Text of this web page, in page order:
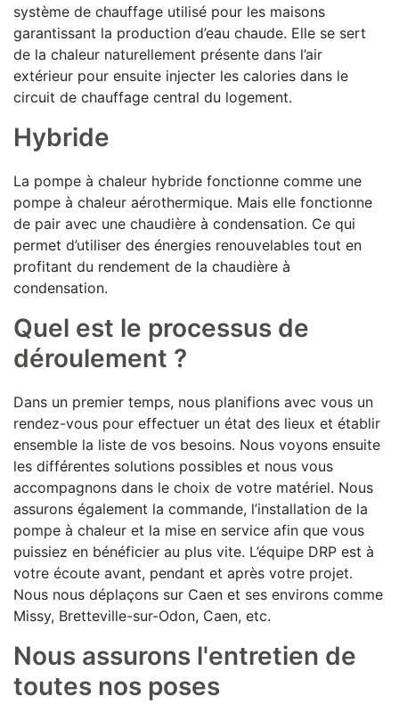
système de chauffage utilisé pour les maisons
garantissant la production d’eau chaude. Elle se sert
de la chaleur naturellement présente dans l’air
extérieur pour ensuite injecter les calories dans le
circuit de chauffage central du logement.
Hybride
La pompe à chaleur hybride fonctionne comme une
pompe à chaleur aérothermique. Mais elle fonctionne
de pair avec une chaudière à condensation. Ce qui
permet d’utiliser des énergies renouvelables tout en
profitant du rendement de la chaudière à
condensation.
Quel est le processus de
déroulement ?
Dans un premier temps, nous planifions avec vous un
rendez-vous pour effectuer un état des lieux et établir
ensemble la liste de vos besoins. Nous voyons ensuite
les différentes solutions possibles et nous vous
accompagnons dans le choix de votre matériel. Nous
assurons également la commande, l’installation de la
pompe à chaleur et la mise en service afin que vous
puissiez en bénéficier au plus vite. L’équipe DRP est à
votre écoute avant, pendant et après votre projet.
Nous nous déplaçons sur Caen et ses environs comme
Missy, Bretteville-sur-Odon, Caen, etc.
Nous assurons l'entretien de
toutes nos poses